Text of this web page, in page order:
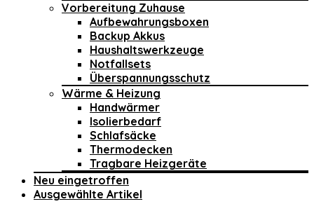
Vorbereitung Zuhause
Aufbewahrungsboxen
Backup Akkus
Haushaltswerkzeuge
Notfallsets
Überspannungsschutz
Wärme & Heizung
Handwärmer
Isolierbedarf
Schlafsäcke
Thermodecken
Tragbare Heizgeräte
Neu eingetroffen
Ausgewählte Artikel